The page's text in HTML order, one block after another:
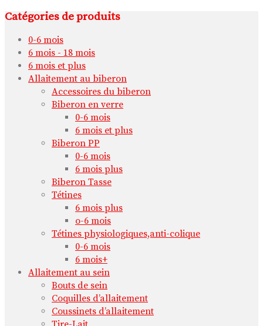
Catégories de produits
0-6 mois
6 mois - 18 mois
6 mois et plus
Allaitement au biberon
Accessoires du biberon
Biberon en verre
0-6 mois
6 mois et plus
Biberon PP
0-6 mois
6 mois plus
Biberon Tasse
Tétines
6 mois plus
o-6 mois
Tétines physiologiques,anti-colique
0-6 mois
6 mois+
Allaitement au sein
Bouts de sein
Coquilles d’allaitement
Coussinets d’allaitement